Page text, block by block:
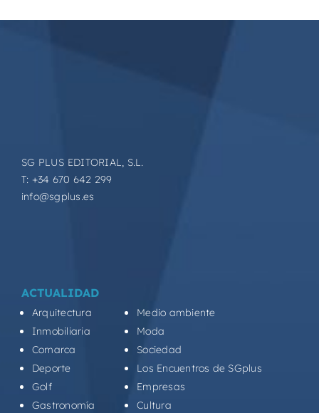
SG PLUS EDITORIAL, S.L.
T: +34 670 642 299
info@sgplus.es
ACTUALIDAD
Arquitectura
Inmobiliaria
Comarca
Deporte
Golf
Gastronomía
Medio ambiente
Moda
Sociedad
Los Encuentros de SGplus
Empresas
Cultura